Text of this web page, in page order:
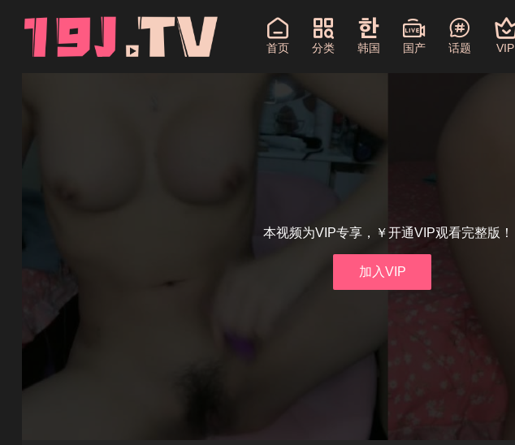
首页 分类 韩国 国产 话题 VIP
本视频为VIP专享，￥开通VIP观看完整版！
加入VIP